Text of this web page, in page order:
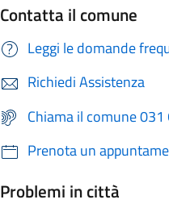
Contatta il comune
Leggi le domande
Richiedi Assistenza
Chiama il comune
Prenota un
Problemi in città